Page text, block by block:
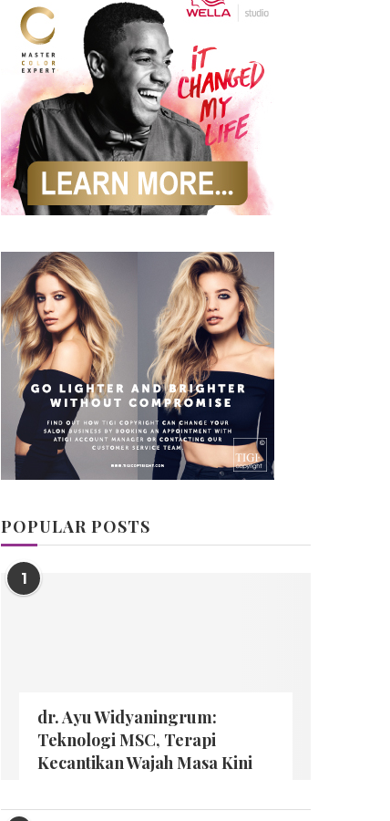
POPULAR POSTS
1
dr. Ayu Widyaningrum:
Teknologi MSC, Terapi
Kecantikan Wajah Masa Kini